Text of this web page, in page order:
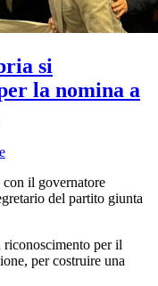
si
la nomina a
il governatore
del partito giunta
per il
per costruire una